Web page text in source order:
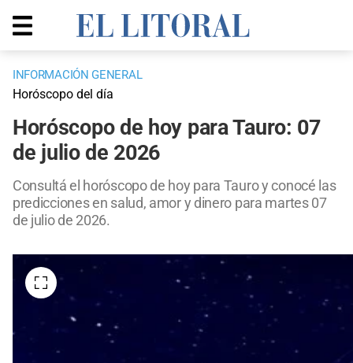
INFORMACIÓN GENERAL
Horóscopo del día
Horóscopo de hoy para Tauro: 07
de julio de 2026
Consultá el horóscopo de hoy para Tauro y conocé las
predicciones en salud, amor y dinero para martes 07
de julio de 2026.